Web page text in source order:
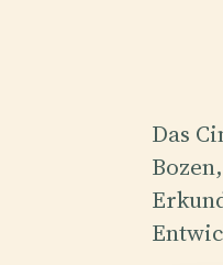
Das